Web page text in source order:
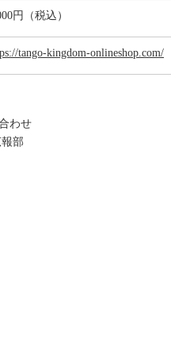
円（税込）
tango-kingdom-onlineshop.com/
わせ
部